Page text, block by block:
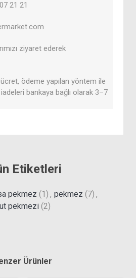
21 21
ziyaret ederek
ödeme yapılan yöntem ile
bankaya bağlı olarak 3–7
Etiketleri
pekmez (1) , pekmez (7) ,
pekmezi (2)
Ürünler